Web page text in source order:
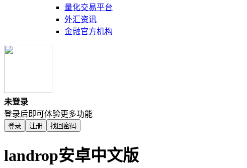
量化交易平台
外汇资讯
金融官方机构
未登录
登录后即可体验更多功能
登录 注册 找回密码
landrop安卓中文版